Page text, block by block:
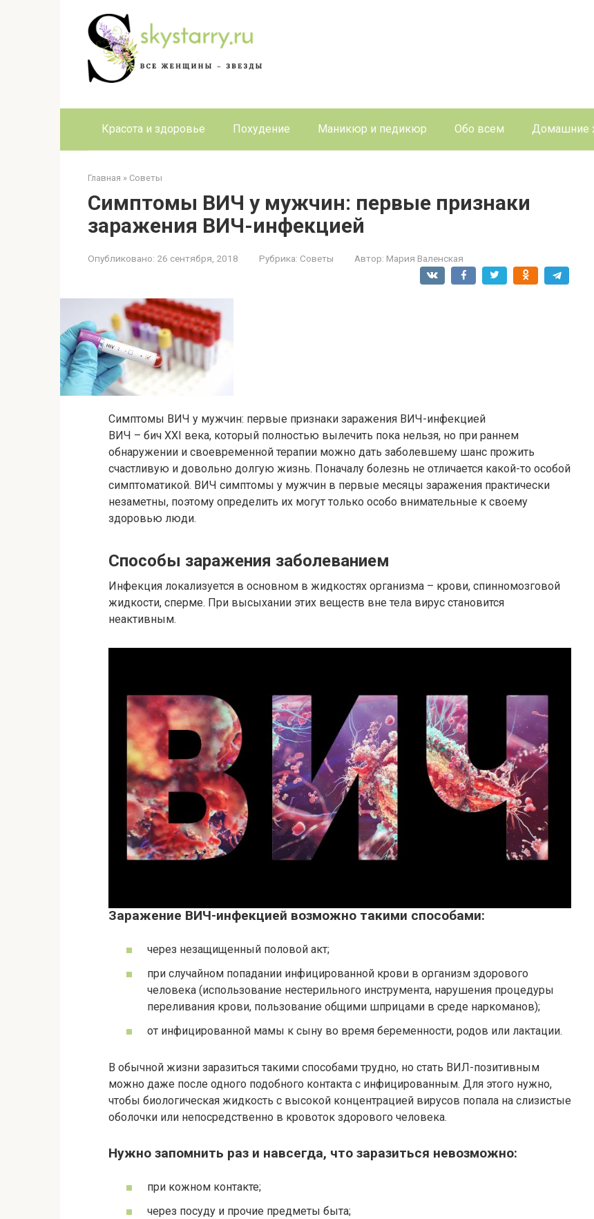
Красота и здоровье Похудение Маникюр и педикюр Обо всем Домашние
Главная » Советы
Симптомы ВИЧ у мужчин: первые признаки
заражения ВИЧ-инфекцией
Опубликовано: 26 сентября, 2018 Рубрика: Советы Автор: Мария Валенская
Симптомы ВИЧ у мужчин: первые признаки заражения ВИЧ-инфекцией
ВИЧ – бич ХХI века, который полностью вылечить пока нельзя, но при раннем
обнаружении и своевременной терапии можно дать заболевшему шанс прожить
счастливую и довольно долгую жизнь. Поначалу болезнь не отличается какой-то особой
симптоматикой. ВИЧ симптомы у мужчин в первые месяцы заражения практически
незаметны, поэтому определить их могут только особо внимательные к своему
здоровью люди.
Способы заражения заболеванием
Инфекция локализуется в основном в жидкостях организма – крови, спинномозговой
жидкости, сперме. При высыхании этих веществ вне тела вирус становится
неактивным.
Заражение ВИЧ-инфекцией возможно такими способами:
через незащищенный половой акт;
при случайном попадании инфицированной крови в организм здорового
человека (использование нестерильного инструмента, нарушения процедуры
переливания крови, пользование общими шприцами в среде наркоманов);
от инфицированной мамы к сыну во время беременности, родов или лактации.
В обычной жизни заразиться такими способами трудно, но стать ВИЛ-позитивным
можно даже после одного подобного контакта с инфицированным. Для этого нужно,
чтобы биологическая жидкость с высокой концентрацией вирусов попала на слизистые
оболочки или непосредственно в кровоток здорового человека.
Нужно запомнить раз и навсегда, что заразиться невозможно:
при кожном контакте;
через посуду и прочие предметы быта;